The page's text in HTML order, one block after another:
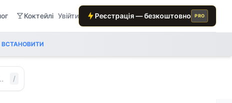
Коктейлі Увійти Реєстрація — безкоштовно PRO
ВСТАНОВИТИ
/